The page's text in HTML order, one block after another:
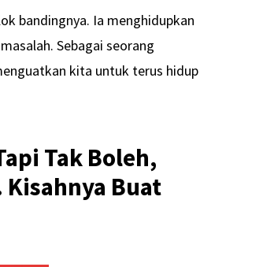
bandingnya. Ia menghidupkan
Sebagai seorang
kita untuk terus hidup
Tak Boleh,
Kisahnya Buat